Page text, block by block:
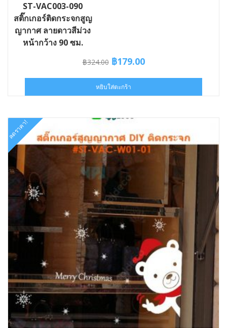
ST-VAC003-090
สติ๊กเกอร์ติดกระจกสูญ
ญากาศ ลายดาวสีม่วง
หน้ากว้าง 90 ซม.
฿324.00 Original
was:
฿179.00Current
หยิบใส่ตะกร้า
ลดราคา!